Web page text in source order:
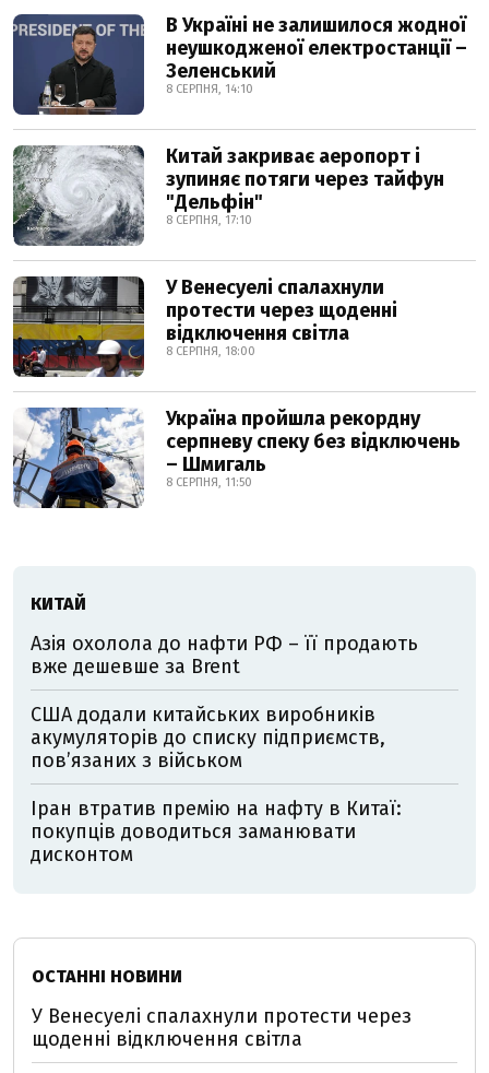
В Україні не залишилося жодної
неушкодженої електростанції –
Зеленський
8 СЕРПНЯ, 14:10
Китай закриває аеропорт і
зупиняє потяги через тайфун
"Дельфін"
8 СЕРПНЯ, 17:10
У Венесуелі спалахнули
протести через щоденні
відключення світла
8 СЕРПНЯ, 18:00
Україна пройшла рекордну
серпневу спеку без відключень
– Шмигаль
8 СЕРПНЯ, 11:50
КИТАЙ
Азія охолола до нафти РФ – її продають
вже дешевше за Brent
США додали китайських виробників
акумуляторів до списку підприємств,
пов’язаних з військом
Іран втратив премію на нафту в Китаї:
покупців доводиться заманювати
дисконтом
ОСТАННІ НОВИНИ
У Венесуелі спалахнули протести через
щоденні відключення світла